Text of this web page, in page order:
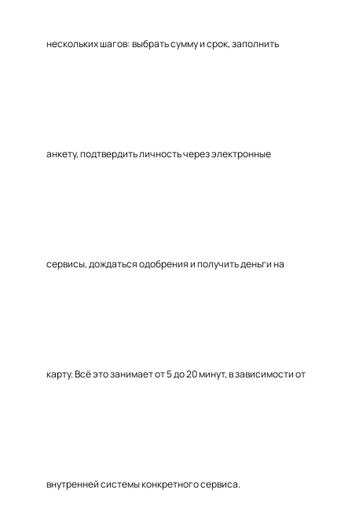
нескольких шагов: выбрать сумму и срок, заполнить
анкету, подтвердить личность через электронные
сервисы, дождаться одобрения и получить деньги на
карту. Всё это занимает от 5 до 20 минут, в зависимости от
внутренней системы конкретного сервиса.